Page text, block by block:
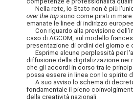
Nella rete, lo Stato non è più
over the topsono come pirati in
emanate le linee di indirizzo
Con riguardo alla previsione
caso di AGCOM, sul modello
presentazione di ordini del giorno e
Esprime alcune perplessità per
diffusione della digitalizzazione nei
che gli accordi in corso tra le
possa essere in linea con lo spirito
A suo avviso lo schema di
fondamentale il pieno
della creatività nazionali.